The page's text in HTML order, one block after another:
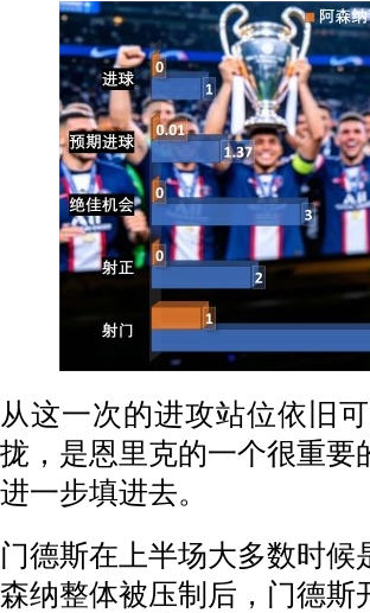
从这一次的进攻站位依旧
拢，是恩里克的一个很重要
进一步填进去。
门德斯在上半场大多数时
森纳整体被压制后，门德斯